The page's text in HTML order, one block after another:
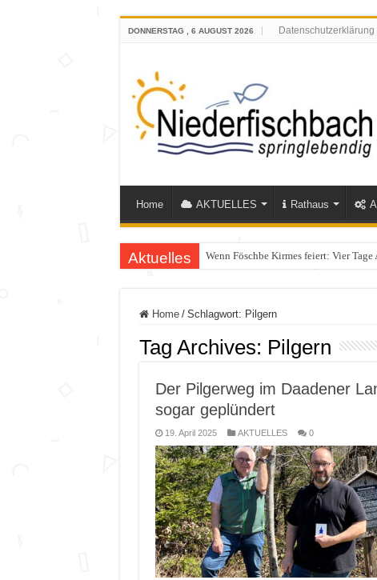
DONNERSTAG , 6 AUGUST 2026 Datenschutzerklärung
Home AKTUELLES Rathaus
Aktuelles Wenn Föschbe Kirmes feiert: Vier Tage
Polizeieinsatz nach Verkehrskontrolle
Home / Schlagwort: Pilgern
Tag Archives: Pilgern
Der Pilgerweg im Daadener
sogar geplündert
19. April 2025 AKTUELLES 0